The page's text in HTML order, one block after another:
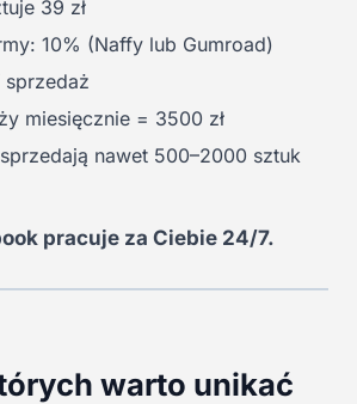
39 zł
10% (Naffy lub Gumroad)
sprzedaż
miesięcznie = 3500 zł
nawet 500–2000 sztuk
pracuje za Ciebie 24/7.
warto unikać